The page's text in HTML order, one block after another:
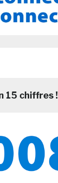
15 chiffres !